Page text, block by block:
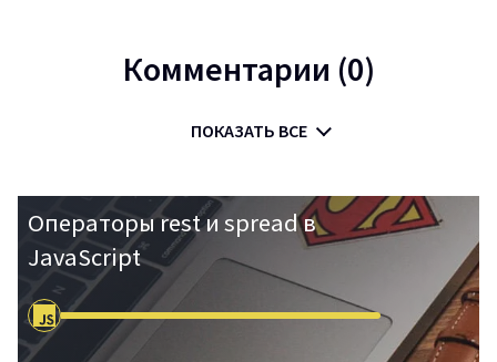
Комментарии (0)
ПОКАЗАТЬ ВСЕ
Операторы rest и spread в
JavaScript